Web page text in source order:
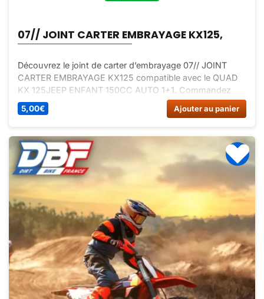
07// JOINT CARTER EMBRAYAGE KX125,
Découvrez le joint de carter d’embrayage 07// JOINT
CARTER EMBRAYAGE KX125 compatible avec le QUAD
KX 125JEEP ENFANT 150CC AUTO 1+1. Commandez
dès maintenant sur Dirt Bike France.
5,00€ Ajouter au panier